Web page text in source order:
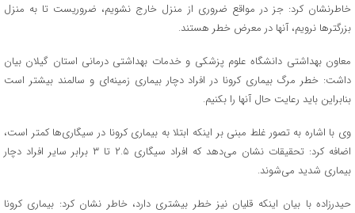
خاطرنشان کرد: جز در مواقع ضروری از منزل خارج نشویم، ضروریست تا به منزل
بزرگترها نرویم، آنها در معرض خطر هستند.
معاون بهداشتی دانشگاه علوم پزشکی و خدمات بهداشتی درمانی استان گیلان بیان
داشت: خطر مرگ بیماری کرونا در افراد دچار بیماری زمینه‌ای و سالمند بیشتر است
بنابراین باید رعایت حال آنها را بکنیم.
وی با اشاره به تصور غلط مبنی بر اینکه ابتلا به بیماری کرونا در سیگاری‌ها کمتر است،
اضافه کرد: تحقیقات نشان می‌دهد که افراد سیگاری ۲.۵ تا ۳ برابر سایر افراد دچار
بیماری شدید می‌شوند.
حیدرزاده با بیان اینکه قلیان نیز خطر بیشتری دارد، خاطر نشان کرد: بیماری کرونا